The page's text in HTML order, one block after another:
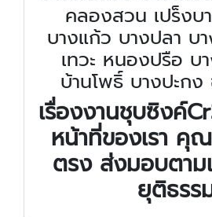
คลองสวน เปร็ง
บางแก้ว บางปลา บา
เทวะ หนองปรือ บ
บ้านโพธิ์ บางปะกง
เรื่องงานชุบซิงค์
หน้าที่ของเรา คุ
ตรง ส่งมอบตาม
ยุติธรร